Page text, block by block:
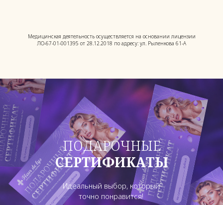
Медицинская деятельность осуществляется на основании лицензии
ЛО-67-01-001395 от 28.12.2018 по адресу: ул. Рыленкова 61-А
Идеальный выбор, который
точно понравится!
ПОДАРОЧНЫЕ
СЕРТИФИКАТЫ